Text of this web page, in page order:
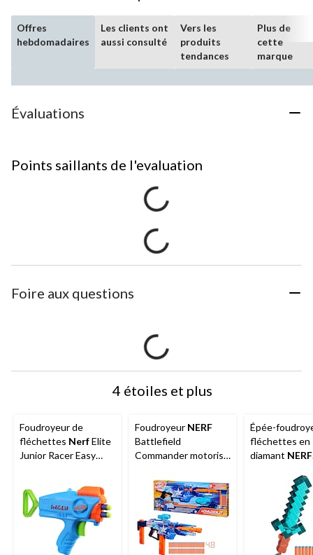
Offres
hebdomadaires
Les clients ont
aussi consulté
Vers les
produits
tendances
Plus de
cette
marque
Évaluations
Points saillants de l'evaluation
Foire aux questions
4 étoiles et plus
Foudroyeur de
fléchettes NerfElite
Junior Racer Easy
fléchettes, 6 ans et
plus
Foudroyeur NERF
Battlefield
Commander motorisé
Épée-
fléchettes en
diamant NERF
8 fléchettes